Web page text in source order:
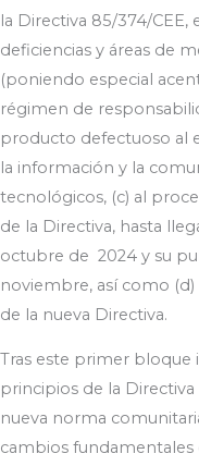
la Directiva 85/374/CEE,
deficiencias y áreas de
(poniendo especial
régimen de
producto defectuoso al
la información y la
tecnológicos, (c) al
de la Directiva, hasta
octubre de 2024 y su
noviembre, así como
de la nueva Directiva.
Tras este primer bloque
principios de la
nueva norma
cambios fundamentales